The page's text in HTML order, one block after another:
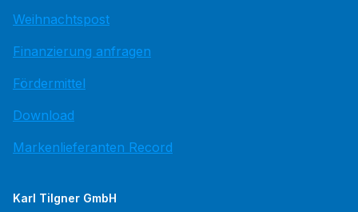
Weihnachtspost
Finanzierung anfragen
Fördermittel
Download
Markenlieferanten Record
Karl Tilgner GmbH